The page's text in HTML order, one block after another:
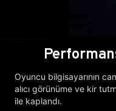
Oyuncu bilgisayarının
alıcı görünüme ve kir
ile kaplandı.